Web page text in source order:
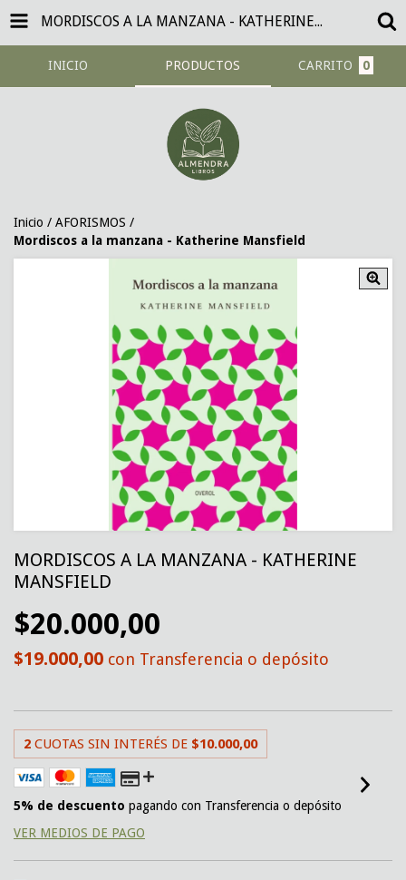
MORDISCOS A LA MANZANA - KATHERINE MANSFIELD
INICIO PRODUCTOS CARRITO 0
Inicio / AFORISMOS /
Mordiscos a la manzana - Katherine Mansfield
MORDISCOS A LA MANZANA - KATHERINE
MANSFIELD
$20.000,00
$19.000,00 con Transferencia o depósito
2 CUOTAS SIN INTERÉS DE $10.000,00
5% de descuento pagando con Transferencia o depósito
VER MEDIOS DE PAGO